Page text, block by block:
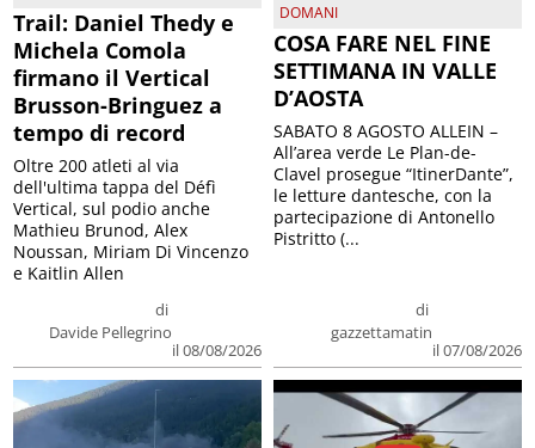
Trail: Daniel Thedy e
Michela Comola
firmano il Vertical
Brusson-Bringuez a
tempo di record
di
Davide Pellegrino
il 08/08/2026
Oltre 200 atleti al via
dell'ultima tappa del Défì
Vertical, sul podio anche
Mathieu Brunod, Alex
Noussan, Miriam Di Vincenzo
e Kaitlin Allen
DOMANI
COSA FARE NEL FINE
SETTIMANA IN VALLE
D’AOSTA
di
gazzettamatin
il 07/08/2026
SABATO 8 AGOSTO ALLEIN –
All’area verde Le Plan-de-
Clavel prosegue “ItinerDante”,
le letture dantesche, con la
partecipazione di Antonello
Pistritto (...